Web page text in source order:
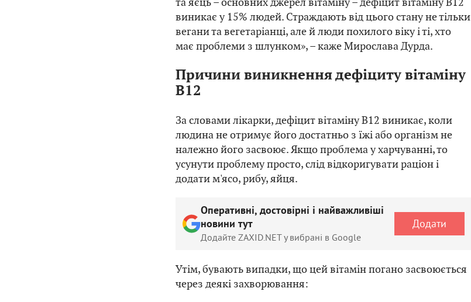
виникає у 15% людей. Страждають від цього стану не тільки
вегани та вегетаріанці, але й люди похилого віку і ті, хто
має проблеми з шлунком», – каже Мирослава Дурда.
Причини виникнення дефіциту вітаміну
B12
За словами лікарки, дефіцит вітаміну B12 виникає, коли
людина не отримує його достатньо з їжі або організм не
належно його засвоює. Якщо проблема у харчуванні, то
усунути проблему просто, слід відкоригувати раціон і
додати м'ясо, рибу, яйця.
Оперативні, достовірні і найважливіші
новини тут
Додайте ZAXID.NET у вибрані в Google
Додати
Утім, бувають випадки, що цей вітамін погано засвоюється
через деякі захворювання: